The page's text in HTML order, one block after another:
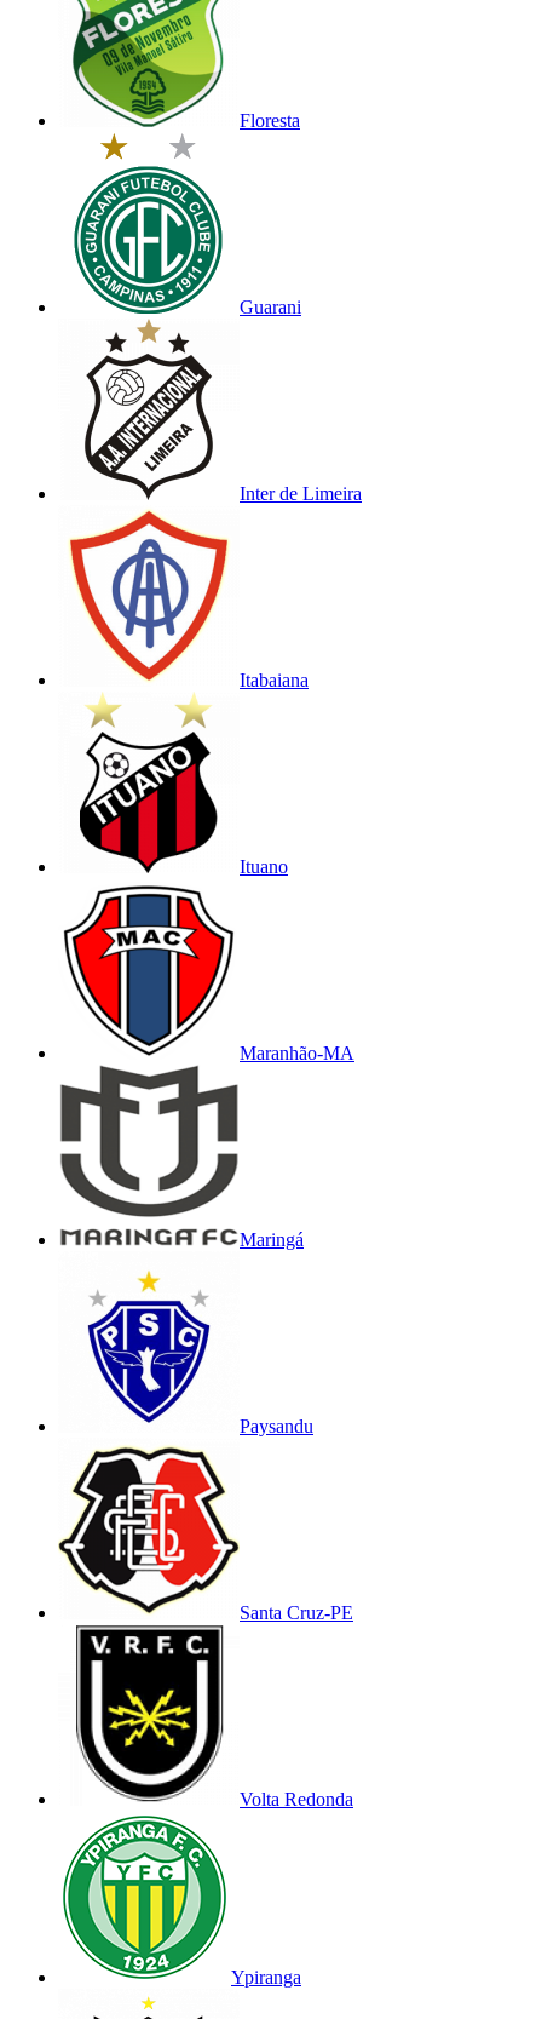
Floresta
Guarani
Inter de Limeira
Itabaiana
Ituano
Maranhão-MA
Maringá
Paysandu
Santa Cruz-PE
Volta Redonda
Ypiranga